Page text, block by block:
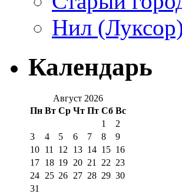
Нил
Календарь
Август 2026
Пн Вт Ср Чт Пт Сб Вс
1
2
3
4 5 6 7 8
9
10 11 12 13 14 15 16
17 18 19 20 21 22 23
24 25 26 27 28 29 30
31